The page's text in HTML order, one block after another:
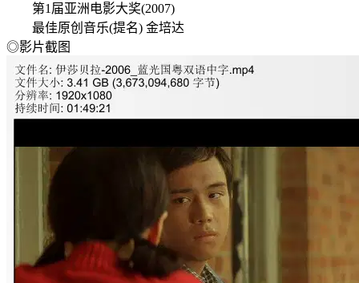
第1届亚洲电影大奖(2007)
最佳原创音乐(提名) 金培达
◎影片截图